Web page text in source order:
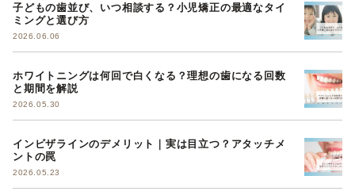
子どもの歯並び、いつ相談する？小児矯正の最適なタイ
ミングと選び方
2026.06.06
ホワイトニングは何回で白くなる？理想の歯になる回数
と期間を解説
2026.05.30
インビザラインのデメリット｜実は目立つ？アタッチメ
ントの罠
2026.05.23